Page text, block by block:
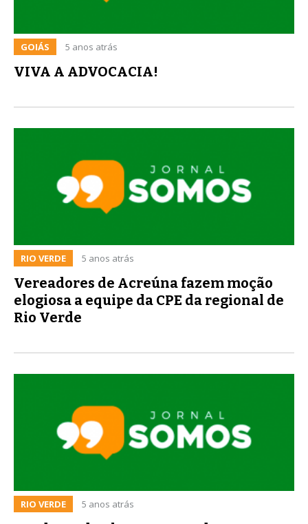
GOIÁS 5 anos atrás
VIVA A ADVOCACIA!
RIO VERDE 5 anos atrás
Vereadores de Acreúna fazem moção
elogiosa a equipe da CPE da regional de
Rio Verde
RIO VERDE 5 anos atrás